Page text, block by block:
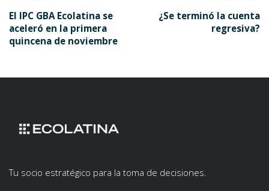
El IPC GBA Ecolatina se
aceleró en la primera
quincena de noviembre
¿Se terminó la cuenta
regresiva?
Tu socio estratégico para la toma de decisiones.